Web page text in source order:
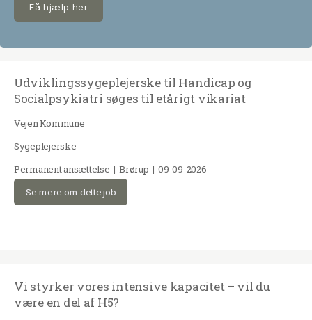
Få hjælp her
Udviklingssygeplejerske til Handicap og
Socialpsykiatri søges til etårigt vikariat
Vejen Kommune
Sygeplejerske
Permanent ansættelse | Brørup | 09-09-2026
Se mere om dette job
Vi styrker vores intensive kapacitet – vil du
være en del af H5?